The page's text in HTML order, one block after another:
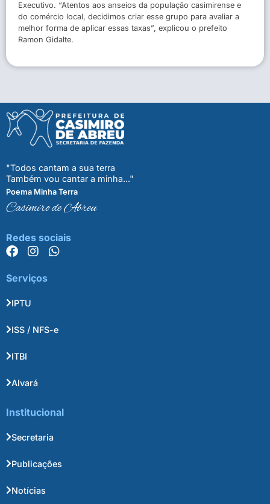
Executivo. “Atentos aos anseios da população casimirense e
do comércio local, decidimos criar esse grupo para avaliar a
melhor forma de aplicar essas taxas”, explicou o prefeito
Ramon Gidalte.
"Todos cantam a sua terra
Também vou cantar a minha..."
Poema Minha Terra
Casimiro de Abreu
Redes sociais
Serviços
IPTU
ISS / NFS-e
ITBI
Alvará
Institucional
Secretaria
Publicações
Notícias